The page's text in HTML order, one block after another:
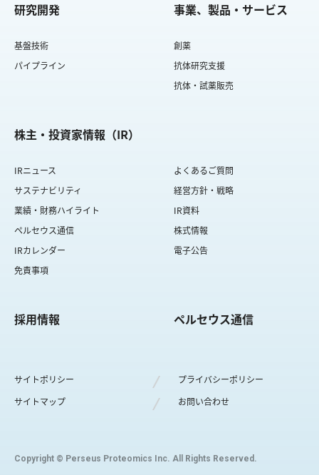
研究開発
基盤技術
パイプライン
事業、製品・サービス
創薬
抗体研究支援
抗体・試薬販売
株主・投資家情報（IR）
IRニュース
よくあるご質問
サステナビリティ
経営方針・戦略
業績・財務ハイライト
IR資料
ペルセウス通信
株式情報
IRカレンダー
電子公告
免責事項
採用情報 ペルセウス通信
Copyright © Perseus Proteomics Inc. All Rights Reserved.
サイトポリシー
プライバシーポリシー
サイトマップ
お問い合わせ